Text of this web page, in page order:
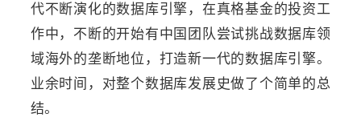
代不断演化的数据库引擎，在真格基金的投资工
作中，不断的开始有中国团队尝试挑战数据库领
域海外的垄断地位，打造新一代的数据库引擎。
业余时间，对整个数据库发展史做了个简单的总
结。